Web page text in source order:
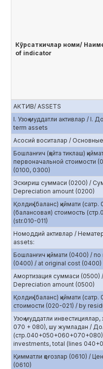
Кўрсаткичлар номи/
of indicator
АКТИВ/ ASSETS
I. Узоқ муддатли активлар / I.
term assets
Асосий воситалар /
Бошланғич (қайта тиклаш)
первоначальной стоимости
(0100, 0300)
Эскириш суммаси (0200) /
Depreciation amount (0200)
Қолдиқ (баланс) қиймати (сатр.
(балансовая) стоимость
(str.010-011)
Номоддий активлар /
assets:
Бошланғич қиймати (0400) /
(0400) / at original cost (0400)
Амортизация суммаси
Depreciation amount (0500)
Қолдиқ (баланс) қиймати
стоимости (020-021) / by
Узоқ муддатли
070 + 080), шу жумладан /
investments, total (lines
Қимматли қоғозлар (0610) /
(0610)